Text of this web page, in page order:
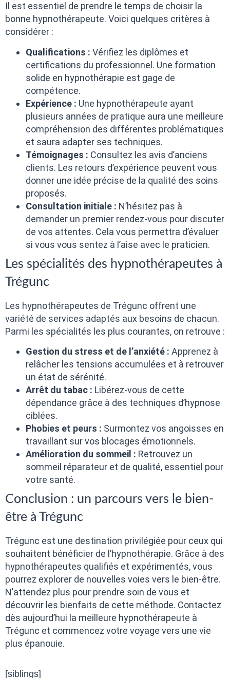
Il est essentiel de prendre le temps de choisir la
bonne hypnothérapeute. Voici quelques critères à
considérer :
Qualifications : Vérifiez les diplômes et
certifications du professionnel. Une formation
solide en hypnothérapie est gage de
compétence.
Expérience : Une hypnothérapeute ayant
plusieurs années de pratique aura une meilleure
compréhension des différentes problématiques
et saura adapter ses techniques.
Témoignages : Consultez les avis d’anciens
clients. Les retours d’expérience peuvent vous
donner une idée précise de la qualité des soins
proposés.
Consultation initiale : N’hésitez pas à
demander un premier rendez-vous pour discuter
de vos attentes. Cela vous permettra d’évaluer
si vous vous sentez à l’aise avec le praticien.
Les spécialités des hypnothérapeutes à
Trégunc
Les hypnothérapeutes de Trégunc offrent une
variété de services adaptés aux besoins de chacun.
Parmi les spécialités les plus courantes, on retrouve :
Gestion du stress et de l’anxiété : Apprenez à
relâcher les tensions accumulées et à retrouver
un état de sérénité.
Arrêt du tabac : Libérez-vous de cette
dépendance grâce à des techniques d’hypnose
ciblées.
Phobies et peurs : Surmontez vos angoisses en
travaillant sur vos blocages émotionnels.
Amélioration du sommeil : Retrouvez un
sommeil réparateur et de qualité, essentiel pour
votre santé.
Conclusion : un parcours vers le bien-
être à Trégunc
Trégunc est une destination privilégiée pour ceux qui
souhaitent bénéficier de l’hypnothérapie. Grâce à des
hypnothérapeutes qualifiés et expérimentés, vous
pourrez explorer de nouvelles voies vers le bien-être.
N’attendez plus pour prendre soin de vous et
découvrir les bienfaits de cette méthode. Contactez
dès aujourd’hui la meilleure hypnothérapeute à
Trégunc et commencez votre voyage vers une vie
plus épanouie.
[siblings]